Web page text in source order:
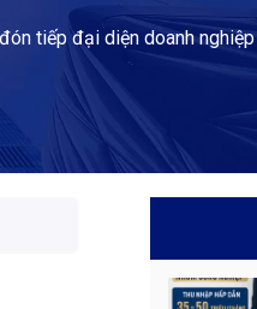
tiếp đại diện doanh nghiệp